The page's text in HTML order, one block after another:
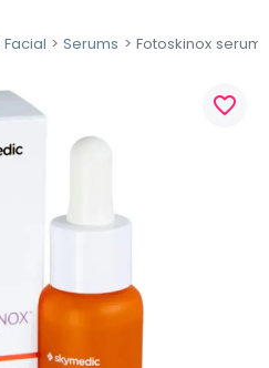
Serums Fotoskinox
favorite_border